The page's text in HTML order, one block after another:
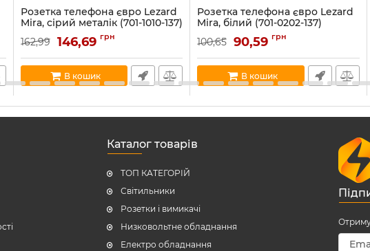
Розетка телефона євро Lezard
Mira, сірий металік (701-1010-137)
Артикул:701-1010-137
В наявності:2
162,99 146,69 грн
В кошик
Розетка телефона євро Lezard
Mira, білий (701-0202-137)
Артикул:701-0202-137
В наявності:5
100,65 90,59 грн
В кошик
Каталог товарів
ТОП КАТЕГОРІЙ
Світильники
Розетки і вимикачі
Низковольтне обладнання
Електро обладнання